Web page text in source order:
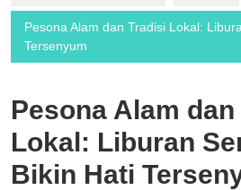
Pesona Alam dan Tradisi Lokal:
Tersenyum
Pesona Alam
Lokal: Liburan
Bikin Hati